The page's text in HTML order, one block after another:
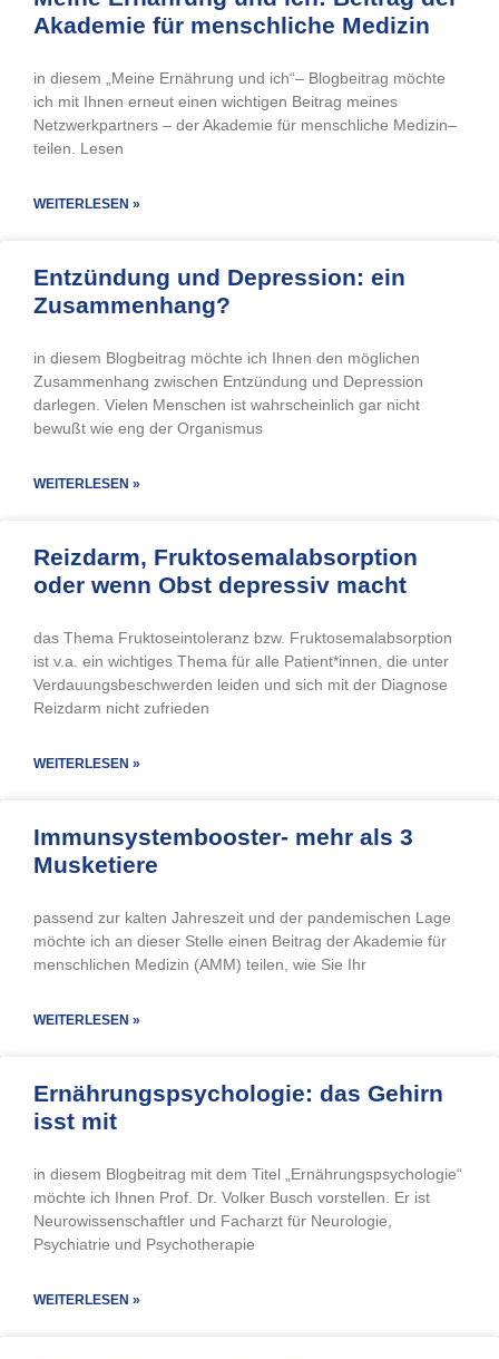
Akademie für menschliche Medizin
in diesem „Meine Ernährung und ich“– Blogbeitrag möchte
ich mit Ihnen erneut einen wichtigen Beitrag meines
Netzwerkpartners – der Akademie für menschliche Medizin–
teilen. Lesen
WEITERLESEN »
Entzündung und Depression: ein
Zusammenhang?
in diesem Blogbeitrag möchte ich Ihnen den möglichen
Zusammenhang zwischen Entzündung und Depression
darlegen. Vielen Menschen ist wahrscheinlich gar nicht
bewußt wie eng der Organismus
WEITERLESEN »
Reizdarm, Fruktosemalabsorption
oder wenn Obst depressiv macht
das Thema Fruktoseintoleranz bzw. Fruktosemalabsorption
ist v.a. ein wichtiges Thema für alle Patient*innen, die unter
Verdauungsbeschwerden leiden und sich mit der Diagnose
Reizdarm nicht zufrieden
WEITERLESEN »
Immunsystembooster- mehr als 3
Musketiere
passend zur kalten Jahreszeit und der pandemischen Lage
möchte ich an dieser Stelle einen Beitrag der Akademie für
menschlichen Medizin (AMM) teilen, wie Sie Ihr
WEITERLESEN »
Ernährungspsychologie: das Gehirn
isst mit
in diesem Blogbeitrag mit dem Titel „Ernährungspsychologie“
möchte ich Ihnen Prof. Dr. Volker Busch vorstellen. Er ist
Neurowissenschaftler und Facharzt für Neurologie,
Psychiatrie und Psychotherapie
WEITERLESEN »